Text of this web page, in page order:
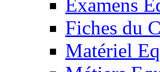
Examens
Fiches du
Matériel